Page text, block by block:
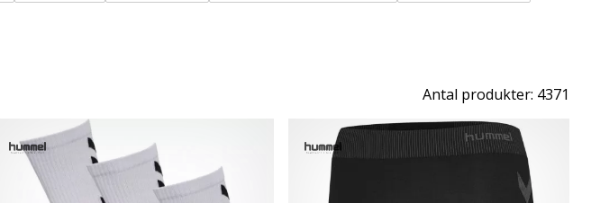
Antal produkter: 4371